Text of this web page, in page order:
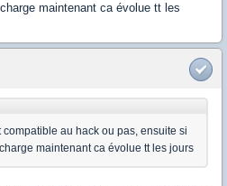
maintenant ca évolue tt les
au hack ou pas, ensuite si
maintenant ca évolue tt les jours